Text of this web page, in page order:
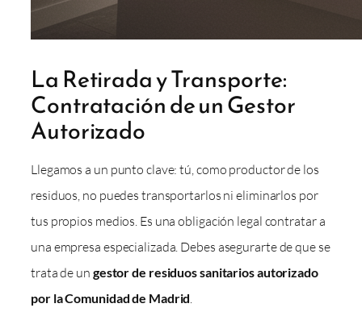
La Retirada y Transporte:
Contratación de un Gestor
Autorizado
Llegamos a un punto clave: tú, como productor de los
residuos, no puedes transportarlos ni eliminarlos por
tus propios medios. Es una obligación legal contratar a
una empresa especializada. Debes asegurarte de que se
trata de un gestor de residuos sanitarios autorizado
por la Comunidad de Madrid.